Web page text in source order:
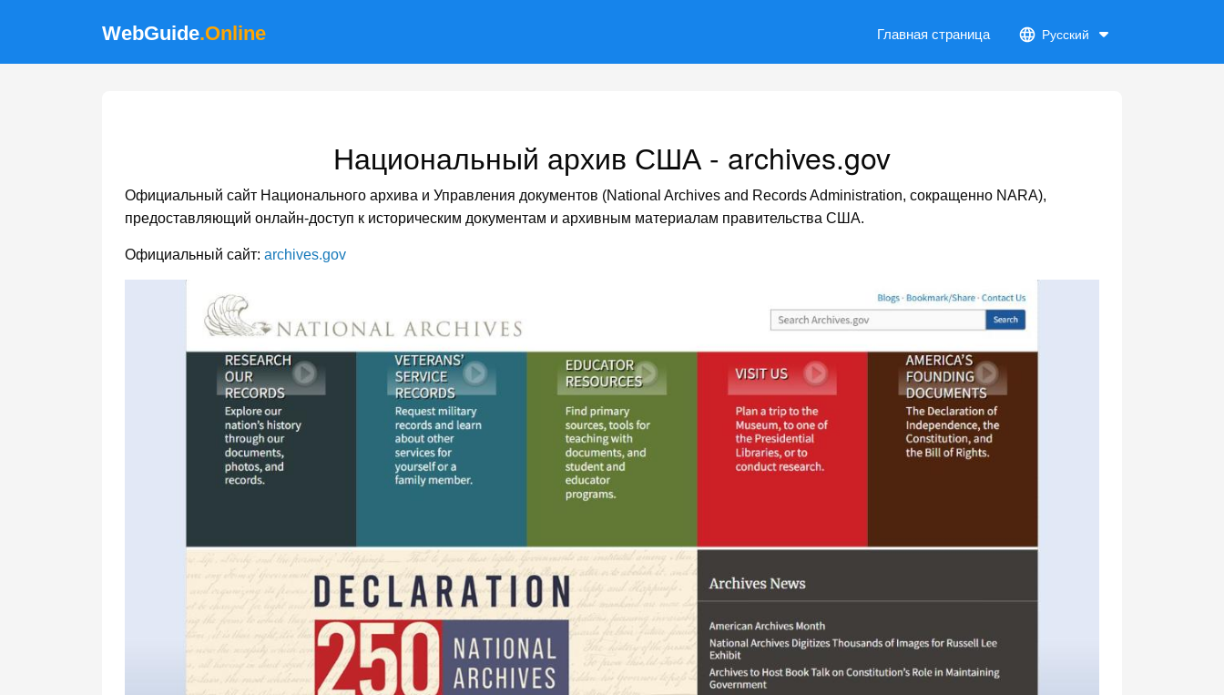
WebGuide.Online Главная страница Русский
Национальный архив США - archives.gov
Официальный сайт Национального архива и Управления документов (National Archives and Records Administration, сокращенно NARA),
предоставляющий онлайн-доступ к историческим документам и архивным материалам правительства США.
Официальный сайт: archives.gov